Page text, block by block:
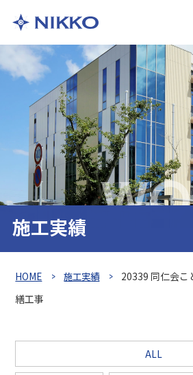
施工実績
HOME 施工実績
20339 同仁会こ
繕工事
ALL